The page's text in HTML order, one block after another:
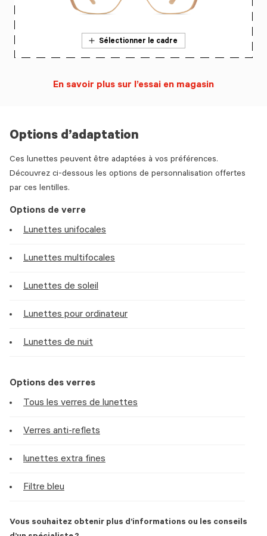
Options d’adaptation
Ces lunettes peuvent être adaptées à vos préférences.
Découvrez ci-dessous les options de personnalisation offertes
par ces lentilles.
Options de verre
Lunettes unifocales
Lunettes multifocales
Lunettes de soleil
Lunettes pour ordinateur
Lunettes de nuit
Options des verres
Tous les verres de lunettes
Verres anti-reflets
lunettes extra fines
Filtre bleu
Vous souhaitez obtenir plus d’informations ou les conseils
Sélectionner le cadre
En savoir plus sur l’essai en magasin